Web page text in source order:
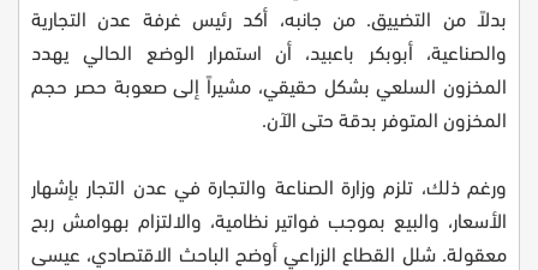
بدلاً من التضييق. من جانبه، أكد رئيس غرفة عدن التجارية
والصناعية، أبوبكر باعبيد، أن استمرار الوضع الحالي يهدد
المخزون السلعي بشكل حقيقي، مشيراً إلى صعوبة حصر حجم
المخزون المتوفر بدقة حتى الآن.
ورغم ذلك، تلزم وزارة الصناعة والتجارة في عدن التجار بإشهار
الأسعار، والبيع بموجب فواتير نظامية، والالتزام بهوامش ربح
معقولة. شلل القطاع الزراعي أوضح الباحث الاقتصادي، عيسى